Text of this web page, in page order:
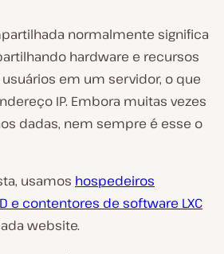
normalmente significa
hardware e recursos
em um servidor, o que
IP. Embora muitas vezes
dadas, nem sempre é esse o
usamos hospedeiros
e contentores de software LXC
website.